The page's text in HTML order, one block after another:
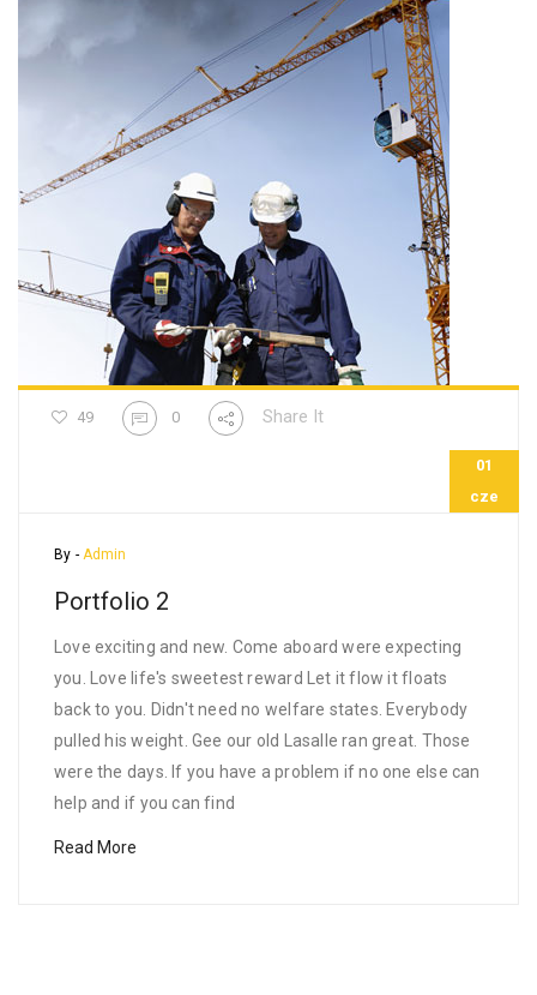
49 0 Share It
01
cze
By - Admin
Portfolio 2
Love exciting and new. Come aboard were expecting
you. Love life's sweetest reward Let it flow it floats
back to you. Didn't need no welfare states. Everybody
pulled his weight. Gee our old Lasalle ran great. Those
were the days. If you have a problem if no one else can
help and if you can find
Read More